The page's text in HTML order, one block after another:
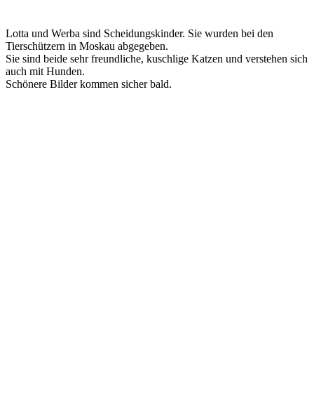
Lotta und Werba sind Scheidungskinder. Sie wurden bei den
Tierschützern in Moskau abgegeben.
Sie sind beide sehr freundliche, kuschlige Katzen und verstehen sich
auch mit Hunden.
Schönere Bilder kommen sicher bald.